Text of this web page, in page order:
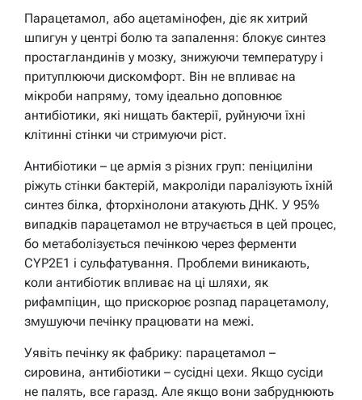
Парацетамол, або ацетамінофен, діє як хитрий
шпигун у центрі болю та запалення: блокує синтез
простагландинів у мозку, знижуючи температуру і
притуплюючи дискомфорт. Він не впливає на
мікроби напряму, тому ідеально доповнює
антибіотики, які нищать бактерії, руйнуючи їхні
клітинні стінки чи стримуючи ріст.
Антибіотики – це армія з різних груп: пеніциліни
ріжуть стінки бактерій, макроліди паралізують їхній
синтез білка, фторхінолони атакують ДНК. У 95%
випадків парацетамол не втручається в цей процес,
бо метаболізується печінкою через ферменти
CYP2E1 і сульфатування. Проблеми виникають,
коли антибіотик впливає на ці шляхи, як
рифампіцин, що прискорює розпад парацетамолу,
змушуючи печінку працювати на межі.
Уявіть печінку як фабрику: парацетамол –
сировина, антибіотики – сусідні цехи. Якщо сусіди
не палять, все гаразд. Але якщо вони забруднюють